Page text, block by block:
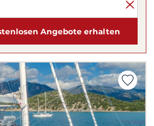
Angebote erhalten